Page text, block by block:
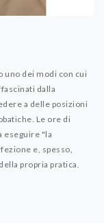
uno dei modi con cui
dalla
a delle posizioni
Le ore di
eseguire "la
e, spesso,
propria pratica.